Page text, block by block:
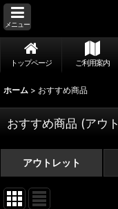
メニュー
トップページ ご利用案内
ホーム > おすすめ商品
おすすめ商品 (アウ
アウトレット